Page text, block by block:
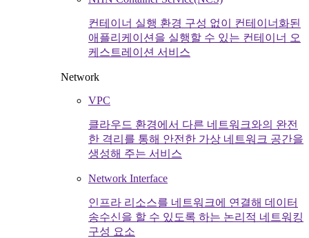
컨테이너 실행 환경 구성 없이 컨테이너화된
애플리케이션을 실행할 수 있는 컨테이너 오
케스트레이션 서비스
Network
VPC
클라우드 환경에서 다른 네트워크와의 완전
한 격리를 통해 안전한 가상 네트워크 공간을
생성해 주는 서비스
Network Interface
인프라 리소스를 네트워크에 연결해 데이터
송수신을 할 수 있도록 하는 논리적 네트워킹
구성 요소